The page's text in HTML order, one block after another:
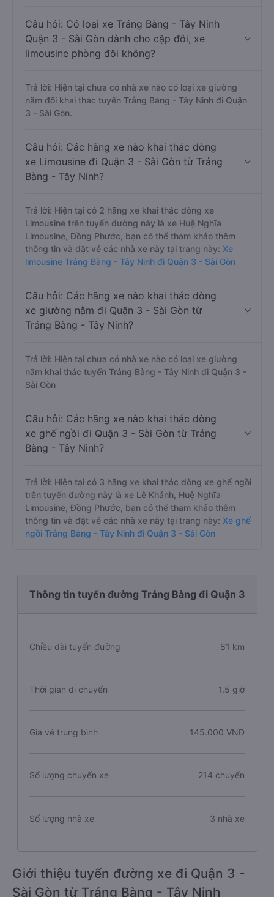
- Sài Gòn từ Trảng Bàng - Tây Ninh với điểm chất lượng
là 4.7/5 dựa trên 2201 đánh giá của khách hàng).
Quận 3 - Sài Gòn dành cho cặp đôi, xe
limousine phòng đôi không?
nằm đôi khai thác tuyến Trảng Bàng - Tây Ninh đi Quận
3 - Sài Gòn.
xe Limousine đi Quận 3 - Sài Gòn từ Trảng
Bàng - Tây Ninh?
Trả lời: Hiện tại có 2 hãng xe khai thác dòng xe
Limousine trên tuyến đường này là xe Huệ Nghĩa
thông tin và đặt vé các nhà xe này tại trang này:
limousine Trảng Bàng - Tây Ninh đi Quận 3 - Sài Gòn
xe giường nằm đi Quận 3 - Sài Gòn từ
Trảng Bàng - Tây Ninh?
nằm khai thác tuyến Trảng Bàng - Tây Ninh đi Quận 3 -
Sài Gòn
xe ghế ngồi đi Quận 3 - Sài Gòn từ Trảng
Bàng - Tây Ninh?
Trả lời: Hiện tại có 3 hãng xe khai thác dòng xe ghế ngồi
trên tuyến đường này là xe Lê Khánh, Huệ Nghĩa
Chiều dài tuyến đường 81 km
Thời gian di chuyển 1.5 giờ
Giá vé trung bình 145.000 VNĐ
Số lượng chuyến xe 214 chuyến